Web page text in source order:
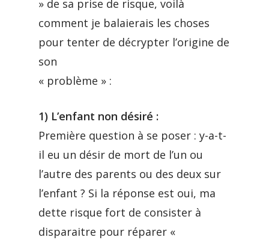
» de sa prise de risque, voilà
comment je balaierais les choses
pour tenter de décrypter l’origine de
son
« problème » :
1) L’enfant non désiré :
Première question à se poser : y-a-t-
il eu un désir de mort de l’un ou
l’autre des parents ou des deux sur
l’enfant ? Si la réponse est oui, ma
dette risque fort de consister à
disparaitre pour réparer «